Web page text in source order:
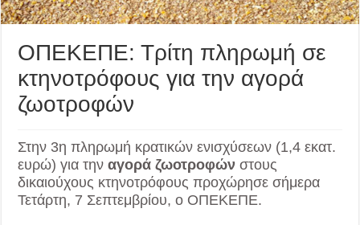
ΟΠΕΚΕΠΕ: Τρίτη πληρωμή σε
κτηνοτρόφους για την αγορά
ζωοτροφών
Στην 3η πληρωμή κρατικών ενισχύσεων (1,4 εκατ.
ευρώ) για τηναγορά ζωοτροφών στους
δικαιούχους κτηνοτρόφους προχώρησε σήμερα
Τετάρτη, 7 Σεπτεμβρίου, ο ΟΠΕΚΕΠΕ.